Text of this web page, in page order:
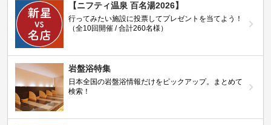
【ニフティ温泉 百名湯2026】
行ってみたい施設に投票してプレゼントを当てよう！
（全10回開催 / 合計260名様）
岩盤浴特集
日本全国の岩盤浴情報だけをピックアップ。まとめて
検索！